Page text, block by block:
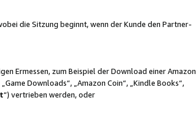
die Sitzung beginnt, wenn der Kunde den Partner-
Ermessen, zum Beispiel der Download einer Amazon
Downloads“, „Amazon Coin“, „Kindle Books“,
“) vertrieben werden, oder